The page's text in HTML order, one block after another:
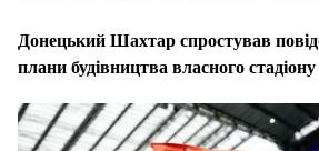
Донецький Шахтар спростував
плани будівництва власного стадіону